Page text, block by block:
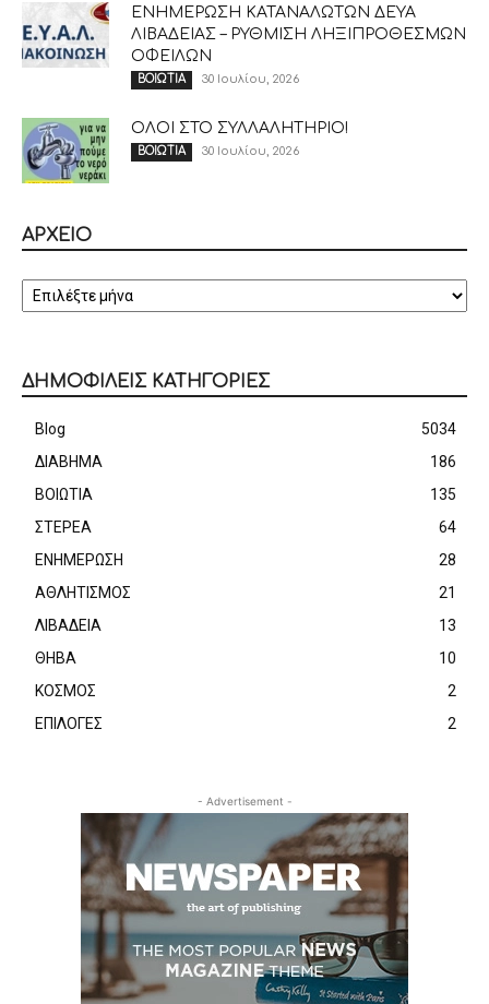
ΕΝΗΜΕΡΩΣΗ ΚΑΤΑΝΑΛΩΤΩΝ ΔΕΥΑ
ΛΙΒΑΔΕΙΑΣ – ΡΥΘΜΙΣΗ ΛΗΞΙΠΡΟΘΕΣΜΩΝ
ΟΦΕΙΛΩΝ
ΒΟΙΩΤΙΑ 30 Ιουλίου, 2026
ΟΛΟΙ ΣΤΟ ΣΥΛΛΑΛΗΤΗΡΙΟ!
ΒΟΙΩΤΙΑ 30 Ιουλίου, 2026
ΑΡΧΕΙΟ
ΑΡΧΕΙΟ
ΔΗΜΟΦΙΛΕΙΣ ΚΑΤΗΓΟΡΙΕΣ
Blog
5034
ΔΙΑΒΗΜΑ
186
ΒΟΙΩΤΙΑ
135
ΣΤΕΡΕΑ
64
ΕΝΗΜΕΡΩΣΗ
28
ΑΘΛΗΤΙΣΜΟΣ
21
ΛΙΒΑΔΕΙΑ
13
ΘΗΒΑ
10
ΚΟΣΜΟΣ
2
ΕΠΙΛΟΓΕΣ
2
- Advertisement -